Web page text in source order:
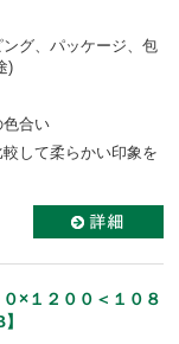
グ、パッケージ、包
)
色合い
較して柔らかい印象を
×１２００＜１０８